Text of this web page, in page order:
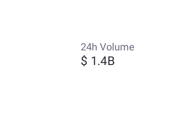
24h Volume
$ 1.4B